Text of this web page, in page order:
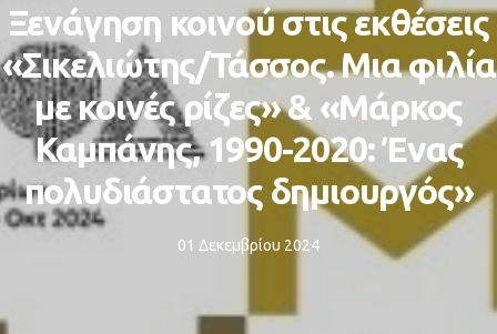
Ξενάγηση κοινού στις εκθέσεις
«Σικελιώτης/Τάσσος. Μια φιλία
με κοινές ρίζες» & «Μάρκος
Καμπάνης, 1990-2020: Ένας
πολυδιάστατος δημιουργός»
01 Δεκεμβρίου 2024